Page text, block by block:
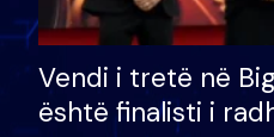
Vendi i tretë në
është finalisti i